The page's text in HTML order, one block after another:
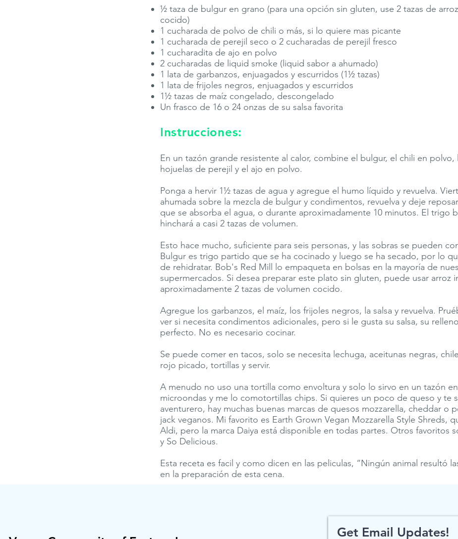
½ taza de bulgur en grano (para una opción sin gluten, use 2 tazas de
cocido)
1 cucharada de polvo de chili o más, si lo quiere mas picante
1 cucharada de perejil seco o 2 cucharadas de perejil fresco
1 cucharadita de ajo en polvo
2 cucharadas de liquid smoke (liquid sabor a ahumado)
1 lata de garbanzos, enjuagados y escurridos (1½ tazas)
1 lata de frijoles negros, enjuagados y escurridos
1½ tazas de maíz congelado, descongelado
Un frasco de 16 o 24 onzas de su salsa favorita
Instrucciones:
En un tazón grande resistente al calor, combine el bulgur, el chili en polvo,
hojuelas de perejil y el ajo en polvo.
Ponga a hervir 1½ tazas de agua y agregue el humo líquido y revuelva.
ahumada sobre la mezcla de bulgur y condimentos, revuelva y deje
que se absorba el agua, o durante aproximadamente 10 minutos. El trigo
hinchará a casi 2 tazas de volumen.
Esto hace mucho, suficiente para seis personas, y las sobras se pueden
Bulgur es trigo partido que se ha cocinado y luego se ha secado, por lo
de rehidratar. Bob's Red Mill lo empaqueta en bolsas en la mayoría de
supermercados. Si desea preparar este plato sin gluten, puede usar arroz
aproximadamente 2 tazas de volumen cocido.
Agregue los garbanzos, el maíz, los frijoles negros, la salsa y revuelva.
ver si necesita condimentos adicionales, pero si le gusta su salsa, su
perfecto. No es necesario cocinar.
Se puede comer en tacos, solo se necesita lechuga, aceitunas negras,
rojo picado, tortillas y servir.
A menudo no uso una tortilla como envoltura y solo lo sirvo en un tazón en
microondas y me lo comotortillas chips. Si quieres un poco de queso y te
aventurero, hay muchas buenas marcas de quesos mozzarella, cheddar o
jack veganos. Mi favorito es Earth Grown Vegan Mozzarella Style Shreds,
Aldi, pero la marca Daiya está disponible en todas partes. Otros favoritos
y So Delicious.
Esta receta es facil y como dicen en las peliculas, “Ningún animal resultó
en la preparación de esta cena.
Get Email Updates!